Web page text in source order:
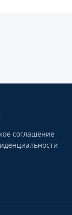
соглашение